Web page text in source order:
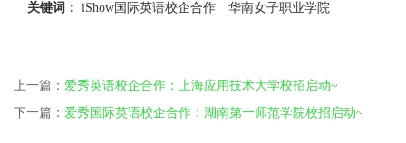
关键词： iShow国际英语校企合作 华南女子职业学院
上一篇： 爱秀英语校企合作：上海应用技术大学校招启动~
下一篇： 爱秀国际英语校企合作：湖南第一师范学院校招启动~